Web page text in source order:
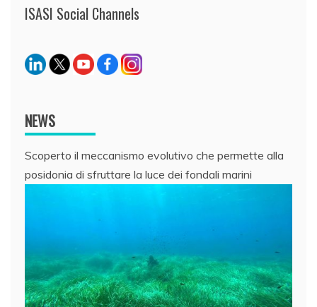
ISASI Social Channels
NEWS
Scoperto il meccanismo evolutivo che permette alla
posidonia di sfruttare la luce dei fondali marini